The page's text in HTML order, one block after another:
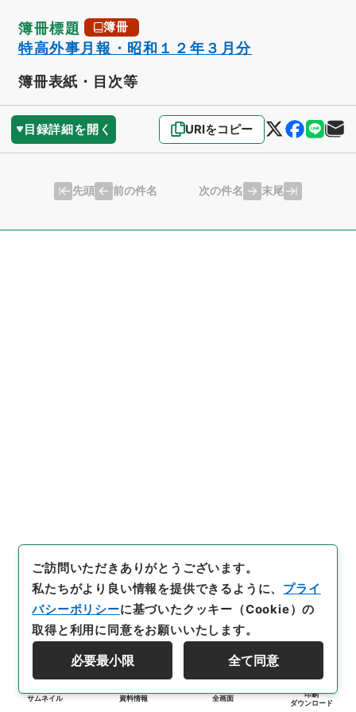
簿冊標題 簿冊
特高外事月報・昭和１２年３月分
簿冊表紙・目次等
目録詳細を開く URIをコピー
先頭 前の件名 次の件名 末尾
サムネイル 資料情報 全画面
印刷
ダウンロード
ご訪問いただきありがとうございます。
私たちがより良い情報を提供できるように、 プライ
バシーポリシーに基づいたクッキー（Cookie）の
取得と利用に同意をお願いいたします。
必要最小限 全て同意